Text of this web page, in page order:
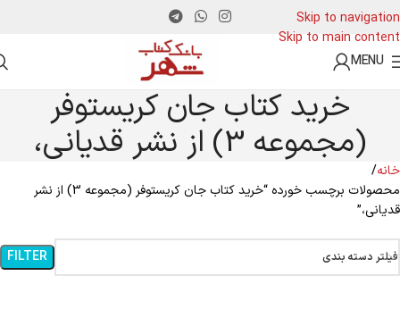
Skip to navigation
Skip to main content
MENU
خرید کتاب جان کریستوفر
(مجموعه 3) از نشر قدیانی،
خانه
محصولات برچسب خورده “خرید کتاب جان کریستوفر (مجموعه 3) از نشر
قدیانی،”
فیلتر دسته بندی FILTER